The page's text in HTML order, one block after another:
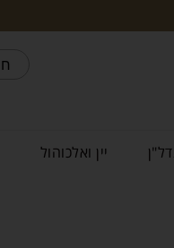
יין ואלכוהול